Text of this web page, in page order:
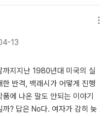
“다른 모든 것 이전에 나는 인
그것이 누군가에게 선동으로,
처럼 “평등이라는 약속의 땅
을 함의할 뿐이다. 낙태법
운동이 동시에 벌어지고 있
것, 국책 기관이 저출산 해법
행정자치부가 가임기 여성 인
만드는 이곳에서 1991년에 미
기시감과 함께 묘한 패배감에
백래시의 주체들이 가진 한결
대해 서술해 놓았다. 그쪽 인
인지도 좀 생각해 봐야하겠다.
부 네오콘에서 네오펨까지 중
않은 <우리의 의지에 반해
읽은 <비행공포>의 에리카 종
감을 자꾸 내놓았다는 측면에
약간 묘한 지점들이 있었다지
라는 추천을 받았기에 그런 퇴
13
까지지난 1980년대 미국의 실
반격, 백래시가 어떻게 진행
에 나온 말도 안되는 이야기
? 답은 No다. 여자가 감히 늦